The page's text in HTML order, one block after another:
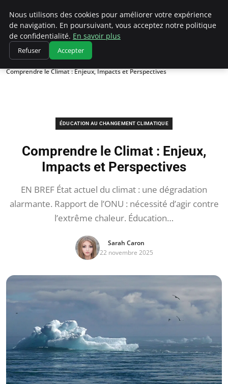
Climatedebtagents
Accueil
Éducation au changement climatique
Comprendre le Climat : Enjeux, Impacts et Perspectives
ÉDUCATION AU CHANGEMENT CLIMATIQUE
Comprendre le Climat : Enjeux,
Impacts et Perspectives
EN BREF État actuel du climat : une dégradation
alarmante. Rapport de l’ONU : nécessité d’agir contre
l’extrême chaleur. Éducation…
Sarah Caron
22 novembre 2025
Nous utilisons des cookies pour améliorer votre expérience
de navigation. En poursuivant, vous acceptez notre politique
de confidentialité. En savoir plus
Refuser Accepter